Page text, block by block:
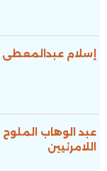
إسلام عبدالمعطى
عبد الوهاب
اللامرئيين